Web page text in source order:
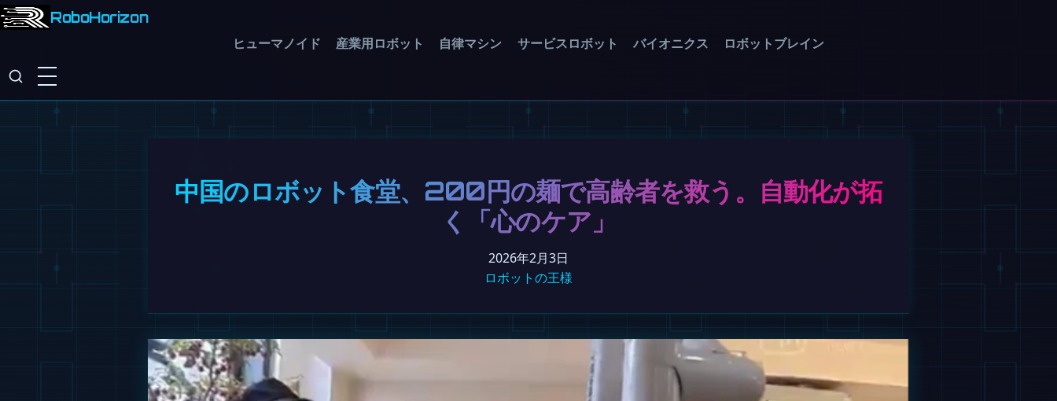
RoboHorizon
ヒューマノイド 産業用ロボット 自律マシン サービスロボット バイオニクス ロボットブレイン
中国のロボット食堂、200円の麺で高齢者を救う。自動化が拓
く「心のケア」
2026年2月3日
ロボットの王様